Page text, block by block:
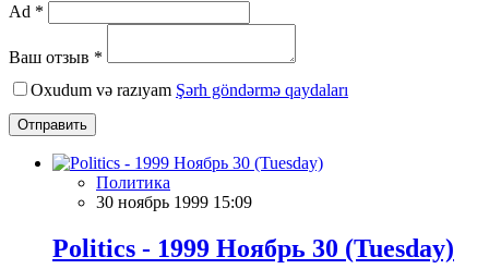
Ad *
Ваш отзыв *
Oxudum və razıyam Şərh göndərmə qaydaları
Отправить
Политика
30 ноябрь 1999 15:09
Politics - 1999 Ноябрь 30 (Tuesday)